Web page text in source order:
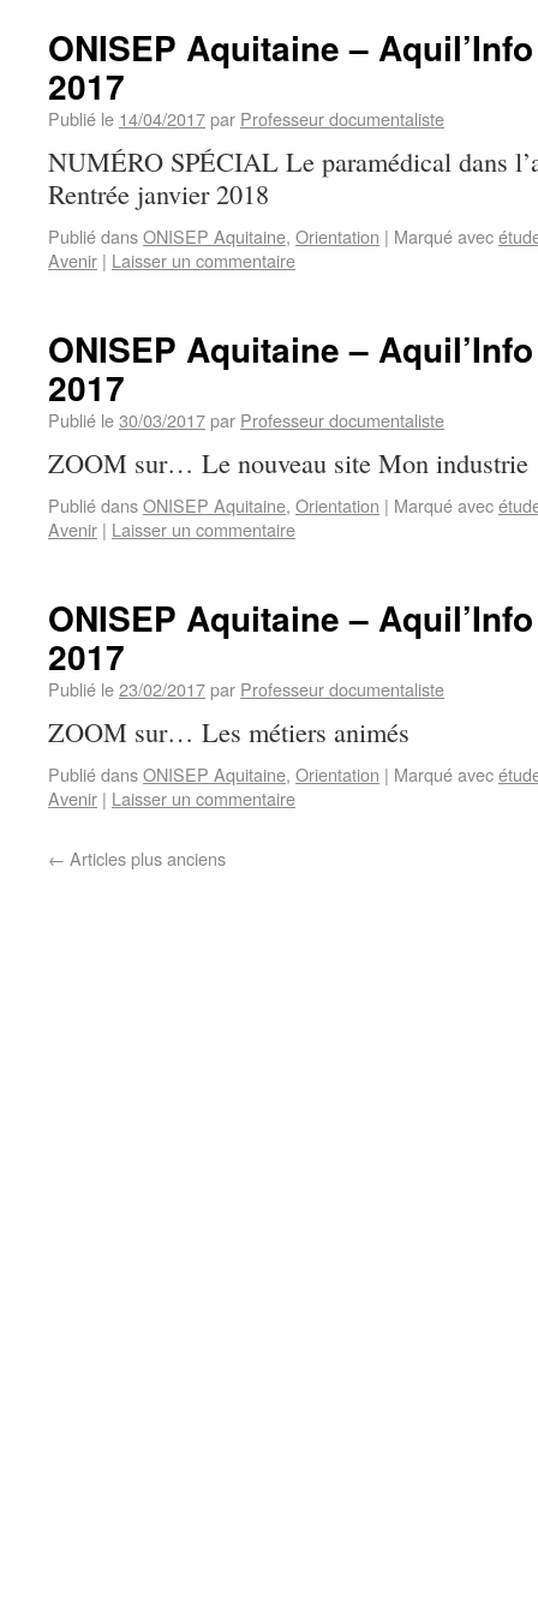
ONISEP Aquitaine –
2017
Publié le 14/04/2017par Professeur documentaliste
NUMÉRO SPÉCIAL Le paramédical dans
Rentrée janvier 2018
Publié dansONISEP Aquitaine, Orientation | Marqué avec
Avenir | Laisser un commentaire
ONISEP Aquitaine –
2017
Publié le30/03/2017par Professeur documentaliste
ZOOM sur… Le nouveau site Mon industrie
Publié dansONISEP Aquitaine, Orientation | Marqué avec
Avenir | Laisser un commentaire
ONISEP Aquitaine –
2017
Publié le23/02/2017par Professeur documentaliste
ZOOM sur… Les métiers animés
Publié dansONISEP Aquitaine, Orientation | Marqué avec
Avenir | Laisser un commentaire
← Articles plus anciens